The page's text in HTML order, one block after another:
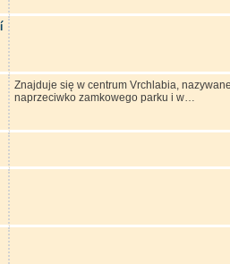
Znajduje się w centrum Vrchlabia,
naprzeciwko zamkowego parku i w…